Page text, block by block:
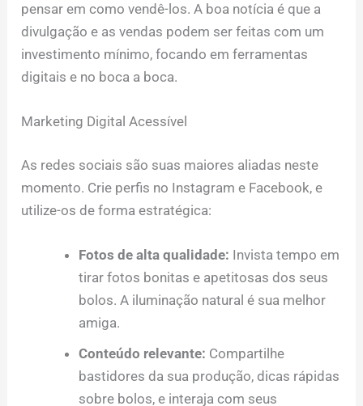
pensar em como vendê-los. A boa notícia é que a
divulgação e as vendas podem ser feitas com um
investimento mínimo, focando em ferramentas
digitais e no boca a boca.
Marketing Digital Acessível
As redes sociais são suas maiores aliadas neste
momento. Crie perfis no Instagram e Facebook, e
utilize-os de forma estratégica:
Fotos de alta qualidade: Invista tempo em
tirar fotos bonitas e apetitosas dos seus
bolos. A iluminação natural é sua melhor
amiga.
Conteúdo relevante: Compartilhe
bastidores da sua produção, dicas rápidas
sobre bolos, e interaja com seus